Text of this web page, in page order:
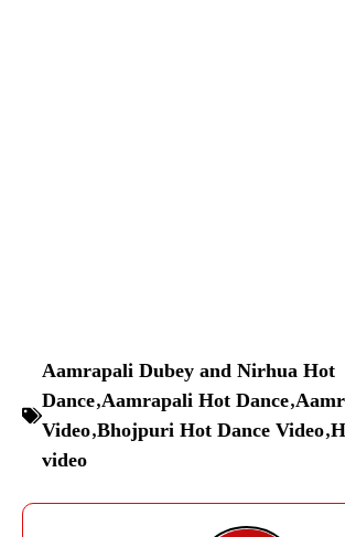
Aamrapali Dubey and Nirhua Hot
Dance,Aamrapali Hot Dance,
Video,Bhojpuri Hot Dance Video,
video